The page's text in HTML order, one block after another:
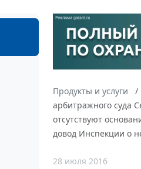
Продукты и услуги
арбитражного суда
отсутствуют
довод Инспекции о
28 июля 2016